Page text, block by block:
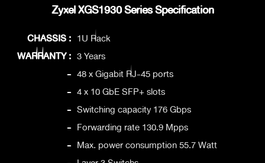
Zyxel XGS1930 Series Specification
CHASSIS : 1U Rack
WARRANTY : 3 Years
- 48 x Gigabit RJ-45 ports
- 4 x 10 GbE SFP+ slots
- Switching capacity 176 Gbps
- Forwarding rate 130.9 Mpps
- Max. power consumption 55.7 Watt